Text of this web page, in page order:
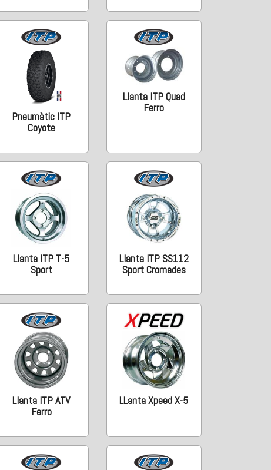
Pneumàtic ITP
Coyote
Llanta ITP Quad
Ferro
Llanta ITP T-5
Sport
Llanta ITP SS112
Sport Cromades
Llanta ITP ATV
Ferro
LLanta Xpeed X-5